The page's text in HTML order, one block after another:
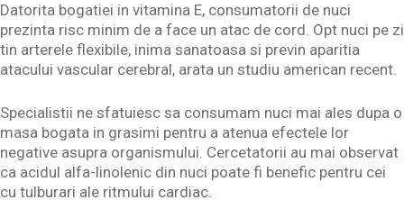
Datorita bogatiei in vitamina E, consumatorii de nuci
prezinta risc minim de a face un atac de cord. Opt nuci pe zi
tin arterele flexibile, inima sanatoasa si previn aparitia
atacului vascular cerebral, arata un studiu american recent.
Specialistii ne sfatuiesc sa consumam nuci mai ales dupa o
masa bogata in grasimi pentru a atenua efectele lor
negative asupra organismului. Cercetatorii au mai observat
ca acidul alfa-linolenic din nuci poate fi benefic pentru cei
cu tulburari ale ritmului cardiac.